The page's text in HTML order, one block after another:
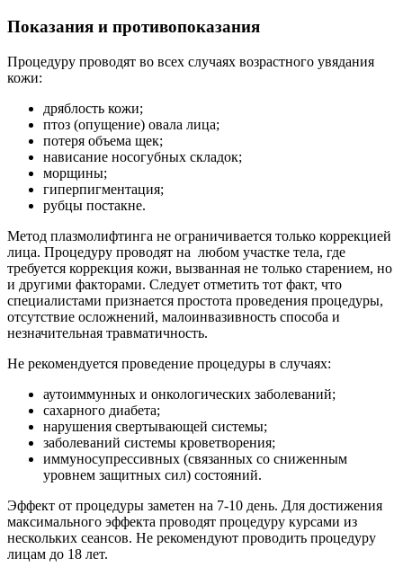
Показания и противопоказания
Процедуру проводят во всех случаях возрастного увядания
кожи:
дряблость кожи;
птоз (опущение) овала лица;
потеря объема щек;
нависание носогубных складок;
морщины;
гиперпигментация;
рубцы постакне.
Метод плазмолифтинга не ограничивается только коррекцией
лица. Процедуру проводят на любом участке тела, где
требуется коррекция кожи, вызванная не только старением, но
и другими факторами. Следует отметить тот факт, что
специалистами признается простота проведения процедуры,
отсутствие осложнений, малоинвазивность способа и
незначительная травматичность.
Не рекомендуется проведение процедуры в случаях:
аутоиммунных и онкологических заболеваний;
сахарного диабета;
нарушения свертывающей системы;
заболеваний системы кроветворения;
иммуносупрессивных (связанных со сниженным
уровнем защитных сил) состояний.
Эффект от процедуры заметен на 7-10 день. Для достижения
максимального эффекта проводят процедуру курсами из
нескольких сеансов. Не рекомендуют проводить процедуру
лицам до 18 лет.